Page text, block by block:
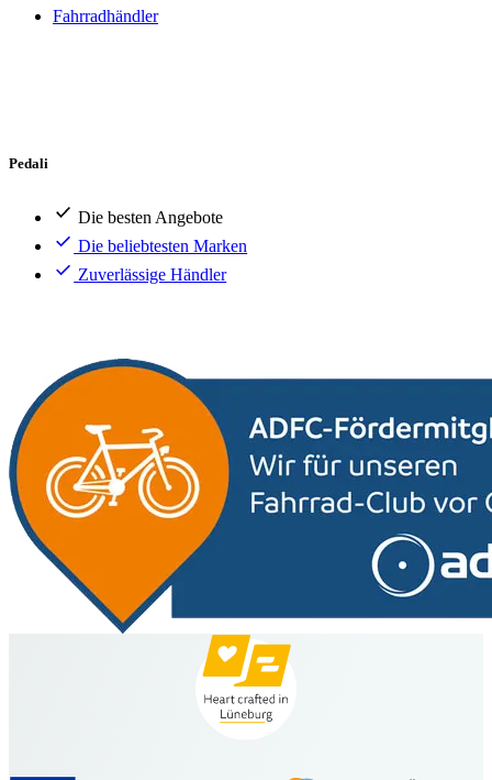
Fahrradhändler
Pedali
Die besten Angebote
Die beliebtesten Marken
Zuverlässige Händler